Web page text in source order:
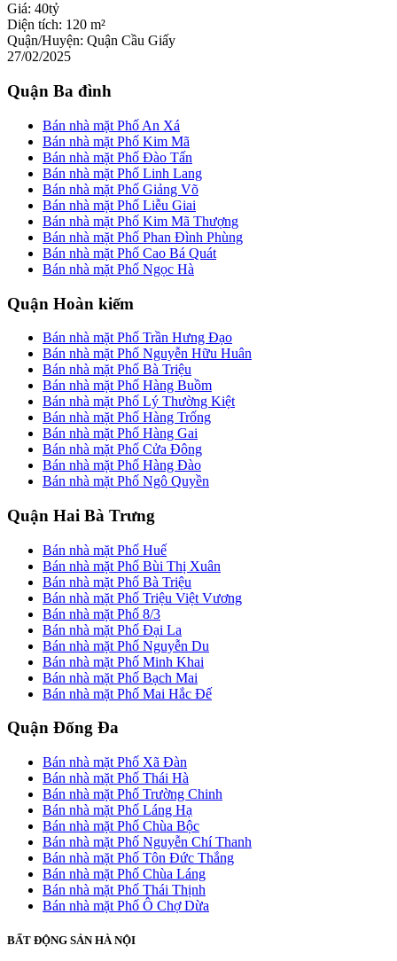
Giá: 40tỷ
Diện tích: 120 m²
Quận/Huyện: Quận Cầu Giấy
27/02/2025
Quận Ba đình
Bán nhà mặt Phố An Xá
Bán nhà mặt Phố Kim Mã
Bán nhà mặt Phố Đào Tấn
Bán nhà mặt Phố Linh Lang
Bán nhà mặt Phố Giảng Võ
Bán nhà mặt Phố Liễu Giai
Bán nhà mặt Phố Kim Mã Thượng
Bán nhà mặt Phố Phan Đình Phùng
Bán nhà mặt Phố Cao Bá Quát
Bán nhà mặt Phố Ngọc Hà
Quận Hoàn kiếm
Bán nhà mặt Phố Trần Hưng Đạo
Bán nhà mặt Phố Nguyễn Hữu Huân
Bán nhà mặt Phố Bà Triệu
Bán nhà mặt Phố Hàng Buồm
Bán nhà mặt Phố Lý Thường Kiệt
Bán nhà mặt Phố Hàng Trống
Bán nhà mặt Phố Hàng Gai
Bán nhà mặt Phố Cửa Đông
Bán nhà mặt Phố Hàng Đào
Bán nhà mặt Phố Ngô Quyền
Quận Hai Bà Trưng
Bán nhà mặt Phố Huế
Bán nhà mặt Phố Bùi Thị Xuân
Bán nhà mặt Phố Bà Triệu
Bán nhà mặt Phố Triệu Việt Vương
Bán nhà mặt Phố 8/3
Bán nhà mặt Phố Đại La
Bán nhà mặt Phố Nguyễn Du
Bán nhà mặt Phố Minh Khai
Bán nhà mặt Phố Bạch Mai
Bán nhà mặt Phố Mai Hắc Đế
Quận Đống Đa
Bán nhà mặt Phố Xã Đàn
Bán nhà mặt Phố Thái Hà
Bán nhà mặt Phố Trường Chinh
Bán nhà mặt Phố Láng Hạ
Bán nhà mặt Phố Chùa Bộc
Bán nhà mặt Phố Nguyễn Chí Thanh
Bán nhà mặt Phố Tôn Đức Thắng
Bán nhà mặt Phố Chùa Láng
Bán nhà mặt Phố Thái Thịnh
Bán nhà mặt Phố Ô Chợ Dừa
BẤT ĐỘNG SẢN HÀ NỘI